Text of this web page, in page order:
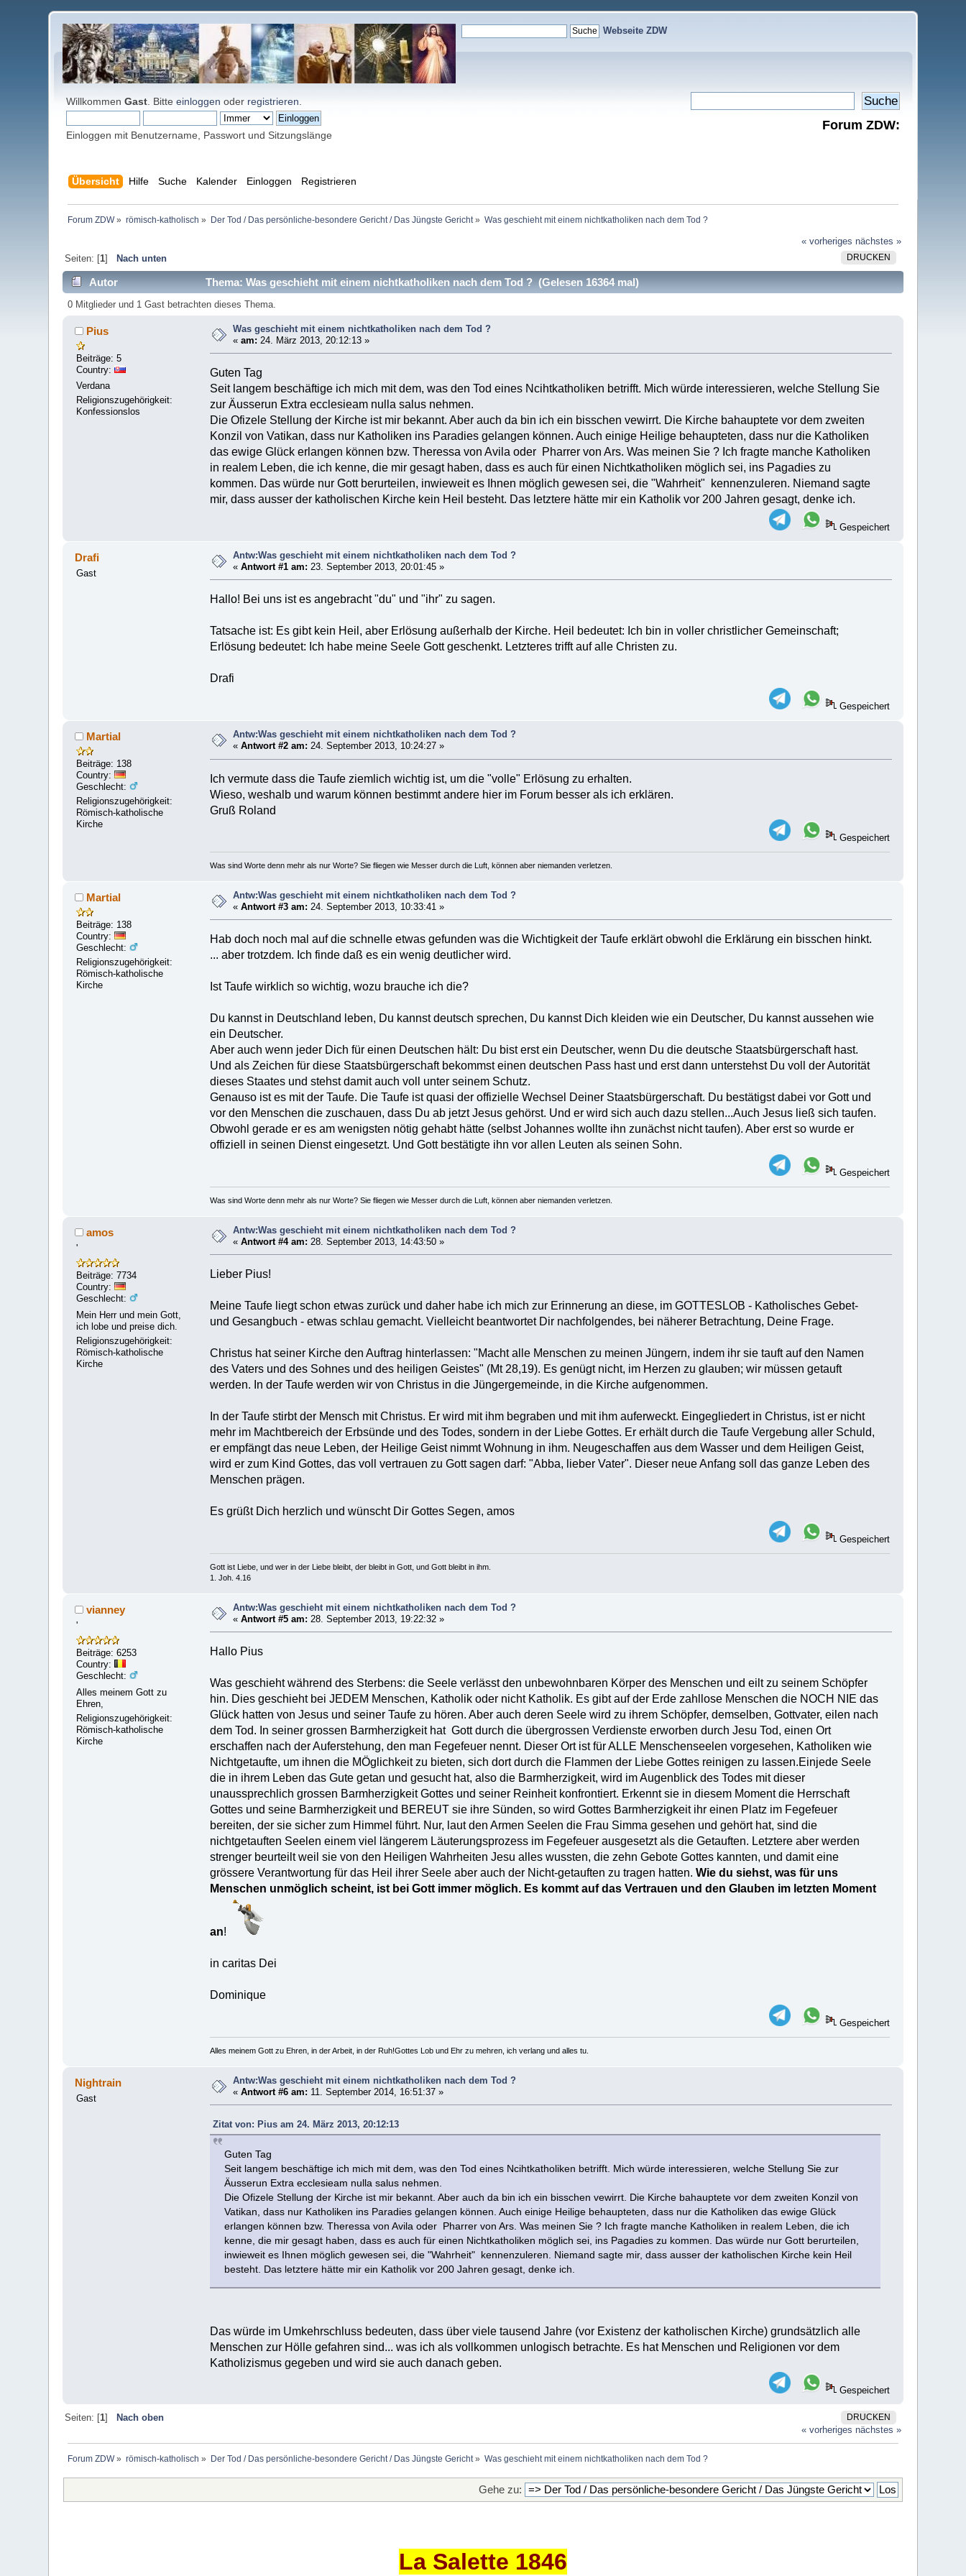
Webseite ZDW
WillkommenGast . Bitteeinloggen oder registrieren
Einloggen mit Benutzername, Passwort und Sitzungslänge
Forum ZDW:
Übersicht Hilfe Suche Kalender Einloggen Registrieren
Forum ZDW» römisch-katholisch » Der Tod / Das persönliche-besondere Gericht / Das Jüngste Gericht» Was geschieht mit einem nichtkatholiken nach dem Tod ?
« vorheriges nächstes »
DRUCKEN
Seiten: [1] Nach unten
Autor Thema: Was geschieht mit einem nichtkatholiken nach dem Tod ? (Gelesen 16364 mal)
0 Mitglieder und 1 Gast betrachten dieses Thema.
Pius
Beiträge: 5
Country:
Verdana
Religionszugehörigkeit:
Konfessionslos
Was geschieht mit einem nichtkatholiken nach dem Tod ?
«am: 24. März 2013, 20:12:13 »
Guten Tag
Seit langem beschäftige ich mich mit dem, was den Tod eines Ncihtkatholiken betrifft. Mich würde interessieren, welche Stellung Sie
zur Äusserun Extra ecclesieam nulla salus nehmen.
Die Ofizele Stellung der Kirche ist mir bekannt. Aber auch da bin ich ein bisschen vewirrt. Die Kirche bahauptete vor dem zweiten
Konzil von Vatikan, dass nur Katholiken ins Paradies gelangen können. Auch einige Heilige behaupteten, dass nur die Katholiken
das ewige Glück erlangen können bzw. Theressa von Avila oder Pharrer von Ars. Was meinen Sie ? Ich fragte manche Katholiken
in realem Leben, die ich kenne, die mir gesagt haben, dass es auch für einen Nichtkatholiken möglich sei, ins Pagadies zu
kommen. Das würde nur Gott berurteilen, inwieweit es Ihnen möglich gewesen sei, die "Wahrheit" kennenzuleren. Niemand sagte
mir, dass ausser der katholischen Kirche kein Heil besteht. Das letztere hätte mir ein Katholik vor 200 Jahren gesagt, denke ich.
Gespeichert
Drafi
Gast
Antw:Was geschieht mit einem nichtkatholiken nach dem Tod ?
«Antwort #1 am: 23. September 2013, 20:01:45 »
Hallo! Bei uns ist es angebracht "du" und "ihr" zu sagen.
Tatsache ist: Es gibt kein Heil, aber Erlösung außerhalb der Kirche. Heil bedeutet: Ich bin in voller christlicher Gemeinschaft;
Erlösung bedeutet: Ich habe meine Seele Gott geschenkt. Letzteres trifft auf alle Christen zu.
Drafi
Gespeichert
Martial
Beiträge: 138
Country:
Geschlecht:
Religionszugehörigkeit:
Römisch-katholische
Kirche
Antw:Was geschieht mit einem nichtkatholiken nach dem Tod ?
«Antwort #2 am: 24. September 2013, 10:24:27 »
Ich vermute dass die Taufe ziemlich wichtig ist, um die "volle" Erlösung zu erhalten.
Wieso, weshalb und warum können bestimmt andere hier im Forum besser als ich erklären.
Gruß Roland
Gespeichert
Was sind Worte denn mehr als nur Worte? Sie fliegen wie Messer durch die Luft, können aber niemanden verletzen.
Martial
Beiträge: 138
Country:
Geschlecht:
Religionszugehörigkeit:
Römisch-katholische
Kirche
Antw:Was geschieht mit einem nichtkatholiken nach dem Tod ?
«Antwort #3 am: 24. September 2013, 10:33:41 »
Hab doch noch mal auf die schnelle etwas gefunden was die Wichtigkeit der Taufe erklärt obwohl die Erklärung ein bisschen hinkt.
... aber trotzdem. Ich finde daß es ein wenig deutlicher wird.
Ist Taufe wirklich so wichtig, wozu brauche ich die?
Du kannst in Deutschland leben, Du kannst deutsch sprechen, Du kannst Dich kleiden wie ein Deutscher, Du kannst aussehen wie
ein Deutscher.
Aber auch wenn jeder Dich für einen Deutschen hält: Du bist erst ein Deutscher, wenn Du die deutsche Staatsbürgerschaft hast.
Und als Zeichen für diese Staatsbürgerschaft bekommst einen deutschen Pass hast und erst dann unterstehst Du voll der Autorität
dieses Staates und stehst damit auch voll unter seinem Schutz.
Genauso ist es mit der Taufe. Die Taufe ist quasi der offizielle Wechsel Deiner Staatsbürgerschaft. Du bestätigst dabei vor Gott und
vor den Menschen die zuschauen, dass Du ab jetzt Jesus gehörst. Und er wird sich auch dazu stellen...Auch Jesus ließ sich taufen.
Obwohl gerade er es am wenigsten nötig gehabt hätte (selbst Johannes wollte ihn zunächst nicht taufen). Aber erst so wurde er
offiziell in seinen Dienst eingesetzt. Und Gott bestätigte ihn vor allen Leuten als seinen Sohn.
Gespeichert
Was sind Worte denn mehr als nur Worte? Sie fliegen wie Messer durch die Luft, können aber niemanden verletzen.
amos
'
Beiträge: 7734
Country:
Geschlecht:
Mein Herr und mein Gott,
ich lobe und preise dich.
Religionszugehörigkeit:
Römisch-katholische
Kirche
Antw:Was geschieht mit einem nichtkatholiken nach dem Tod ?
«Antwort #4 am: 28. September 2013, 14:43:50 »
Lieber Pius!
Meine Taufe liegt schon etwas zurück und daher habe ich mich zur Erinnerung an diese, im GOTTESLOB - Katholisches Gebet-
und Gesangbuch - etwas schlau gemacht. Vielleicht beantwortet Dir nachfolgendes, bei näherer Betrachtung, Deine Frage.
Christus hat seiner Kirche den Auftrag hinterlassen: "Macht alle Menschen zu meinen Jüngern, indem ihr sie tauft auf den Namen
des Vaters und des Sohnes und des heiligen Geistes" (Mt 28,19). Es genügt nicht, im Herzen zu glauben; wir müssen getauft
werden. In der Taufe werden wir von Christus in die Jüngergemeinde, in die Kirche aufgenommen.
In der Taufe stirbt der Mensch mit Christus. Er wird mit ihm begraben und mit ihm auferweckt. Eingegliedert in Christus, ist er nicht
mehr im Machtbereich der Erbsünde und des Todes, sondern in der Liebe Gottes. Er erhält durch die Taufe Vergebung aller Schuld,
er empfängt das neue Leben, der Heilige Geist nimmt Wohnung in ihm. Neugeschaffen aus dem Wasser und dem Heiligen Geist,
wird er zum Kind Gottes, das voll vertrauen zu Gott sagen darf: "Abba, lieber Vater". Dieser neue Anfang soll das ganze Leben des
Menschen prägen.
Es grüßt Dich herzlich und wünscht Dir Gottes Segen, amos
Gespeichert
Gott ist Liebe, und wer in der Liebe bleibt, der bleibt in Gott, und Gott bleibt in ihm.
1. Joh. 4.16
vianney
'
Beiträge: 6253
Country:
Geschlecht:
Alles meinem Gott zu
Ehren,
Religionszugehörigkeit:
Römisch-katholische
Kirche
Antw:Was geschieht mit einem nichtkatholiken nach dem Tod ?
«Antwort #5 am: 28. September 2013, 19:22:32 »
Hallo Pius
Was geschieht während des Sterbens: die Seele verlässt den unbewohnbaren Körper des Menschen und eilt zu seinem Schöpfer
hin. Dies geschieht bei JEDEM Menschen, Katholik oder nicht Katholik. Es gibt auf der Erde zahllose Menschen die NOCH NIE das
Glück hatten von Jesus und seiner Taufe zu hören. Aber auch deren Seele wird zu ihrem Schöpfer, demselben, Gottvater, eilen nach
dem Tod. In seiner grossen Barmherzigkeit hat Gott durch die übergrossen Verdienste erworben durch Jesu Tod, einen Ort
erschaffen nach der Auferstehung, den man Fegefeuer nennt. Dieser Ort ist für ALLE Menschenseelen vorgesehen, Katholiken wie
Nichtgetaufte, um ihnen die MÖglichkeit zu bieten, sich dort durch die Flammen der Liebe Gottes reinigen zu lassen.Einjede Seele
die in ihrem Leben das Gute getan und gesucht hat, also die Barmherzigkeit, wird im Augenblick des Todes mit dieser
unaussprechlich grossen Barmherzigkeit Gottes und seiner Reinheit konfrontiert. Erkennt sie in diesem Moment die Herrschaft
Gottes und seine Barmherzigkeit und BEREUT sie ihre Sünden, so wird Gottes Barmherzigkeit ihr einen Platz im Fegefeuer
bereiten, der sie sicher zum Himmel führt. Nur, laut den Armen Seelen die Frau Simma gesehen und gehört hat, sind die
nichtgetauften Seelen einem viel längerem Läuterungsprozess im Fegefeuer ausgesetzt als die Getauften. Letztere aber werden
strenger beurteilt weil sie von den Heiligen Wahrheiten Jesu alles wussten, die zehn Gebote Gottes kannten, und damit eine
grössere Verantwortung für das Heil ihrer Seele aber auch der Nicht-getauften zu tragen hatten. Wie du siehst, was für uns
Menschen unmöglich scheint, ist bei Gott immer möglich. Es kommt auf das Vertrauen und den Glauben im letzten Moment
an!
in caritas Dei
Dominique
Gespeichert
Alles meinem Gott zu Ehren, in der Arbeit, in der Ruh!Gottes Lob und Ehr zu mehren, ich verlang und alles tu.
Nightrain
Gast
Antw:Was geschieht mit einem nichtkatholiken nach dem Tod ?
«Antwort #6 am: 11. September 2014, 16:51:37 »
Zitat von: Pius am 24. März 2013, 20:12:13
Guten Tag
Seit langem beschäftige ich mich mit dem, was den Tod eines Ncihtkatholiken betrifft. Mich würde interessieren, welche Stellung Sie zur
Äusserun Extra ecclesieam nulla salus nehmen.
Die Ofizele Stellung der Kirche ist mir bekannt. Aber auch da bin ich ein bisschen vewirrt. Die Kirche bahauptete vor dem zweiten Konzil von
Vatikan, dass nur Katholiken ins Paradies gelangen können. Auch einige Heilige behaupteten, dass nur die Katholiken das ewige Glück
erlangen können bzw. Theressa von Avila oder Pharrer von Ars. Was meinen Sie ? Ich fragte manche Katholiken in realem Leben, die ich
kenne, die mir gesagt haben, dass es auch für einen Nichtkatholiken möglich sei, ins Pagadies zu kommen. Das würde nur Gott berurteilen,
inwieweit es Ihnen möglich gewesen sei, die "Wahrheit" kennenzuleren. Niemand sagte mir, dass ausser der katholischen Kirche kein Heil
besteht. Das letztere hätte mir ein Katholik vor 200 Jahren gesagt, denke ich.
Das würde im Umkehrschluss bedeuten, dass über viele tausend Jahre (vor Existenz der katholischen Kirche) grundsätzlich alle
Menschen zur Hölle gefahren sind... was ich als vollkommen unlogisch betrachte. Es hat Menschen und Religionen vor dem
Katholizismus gegeben und wird sie auch danach geben.
Gespeichert
DRUCKEN
Seiten: [1]
Nach oben
« vorheriges nächstes »
Forum ZDW» römisch-katholisch » Der Tod / Das persönliche-besondere Gericht / Das Jüngste Gericht» Was geschieht mit einem nichtkatholiken nach dem Tod ?
Gehe zu:
La Salette 1846